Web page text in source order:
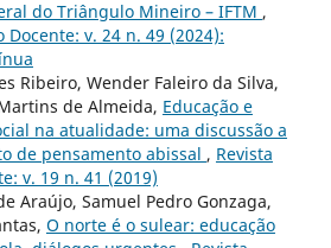
do Triângulo Mineiro – IFTM ,
Docente: v. 24 n. 49 (2024):
Ribeiro, Wender Faleiro da Silva,
de Almeida, Educação e
na atualidade: uma discussão a
de pensamento abissal , Revista
v. 19 n. 41 (2019)
Araújo, Samuel Pedro Gonzaga,
O norte é o sulear: educação